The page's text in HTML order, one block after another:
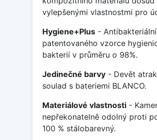
vylepšenými vlastnostmi pro
Hygiene+Plus -
patentovaného vzorce
bakterií v průměru o 98%.
Jedinečné barvy - Devět
soulad s bateriemi BLANCO.
Materiálové vlastnosti -
nepřekonatelně odolný proti
100 % stálobarevný.